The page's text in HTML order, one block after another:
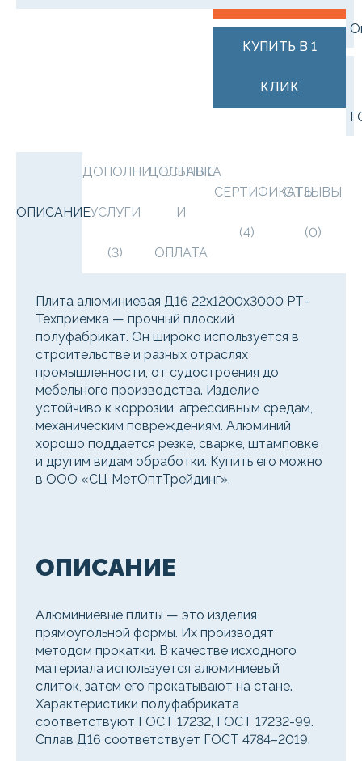
КУПИТЬ В 1
КЛИК
ОПИСАНИЕ
ДОПОЛНИТЕЛЬНЫЕ
УСЛУГИ
(3)
ДОСТАВКА
И
ОПЛАТА
СЕРТИФИКАТЫ
(4)
ОТЗЫВЫ
(0)
Плита алюминиевая Д16 22х1200х3000 РТ-
Техприемка — прочный плоский
полуфабрикат. Он широко используется в
строительстве и разных отраслях
промышленности, от судостроения до
мебельного производства. Изделие
устойчиво к коррозии, агрессивным средам,
механическим повреждениям. Алюминий
хорошо поддается резке, сварке, штамповке
и другим видам обработки. Купить его можно
в ООО «СЦ МетОптТрейдинг».
ОПИСАНИЕ
Алюминиевые плиты — это изделия
прямоугольной формы. Их производят
методом прокатки. В качестве исходного
материала используется алюминиевый
слиток, затем его прокатывают на стане.
Характеристики полуфабриката
соответствуют ГОСТ 17232, ГОСТ 17232-99.
Сплав Д16 соответствует ГОСТ 4784–2019.